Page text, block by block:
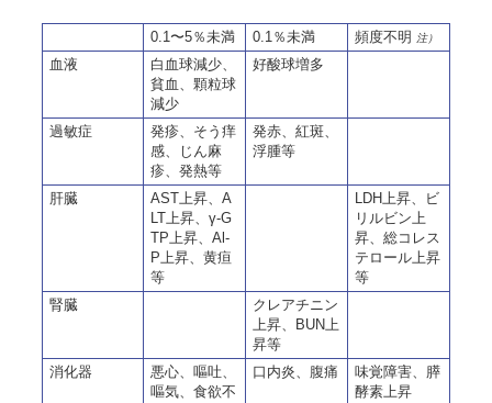
0.1〜5％未満 0.1％未満 頻度不明 注）
血液
白血球減少、
貧血、顆粒球
減少
好酸球増多
過敏症
発疹、そう痒
感、じん麻
疹、発熱等
発赤、紅斑、
浮腫等
肝臓
AST上昇、A
LT上昇、γ-G
TP上昇、Al-
P上昇、黄疸
等
LDH上昇、ビ
リルビン上
昇、総コレス
テロール上昇
等
腎臓
クレアチニン
上昇、BUN上
昇等
消化器
悪心、嘔吐、
嘔気、食欲不
口内炎、腹痛
味覚障害、膵
酵素上昇